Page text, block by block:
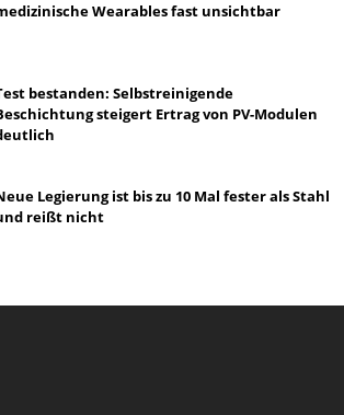
Wearables fast unsichtbar
bestanden: Selbstreinigende
steigert Ertrag von PV-Modulen
Legierung ist bis zu 10 Mal fester als Stahl
reißt nicht